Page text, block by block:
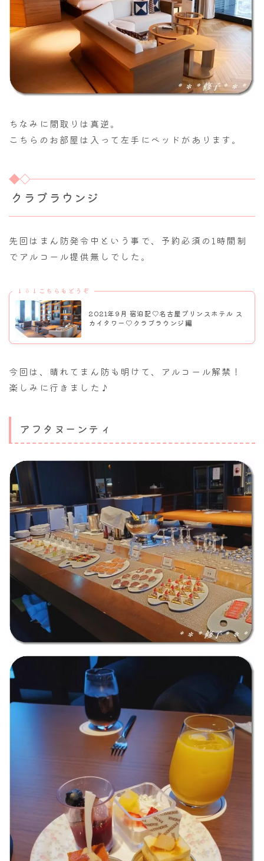
ちなみに間取りは真逆。
こちらのお部屋は入って左手にベッドがあります。
クラブラウンジ
先回はまん防発令中という事で、予約必須の1時間制
でアルコール提供無しでした。
↓⇩↓こちらもどうぞ
2021年9月 宿泊記♡名古屋プリンスホテル ス
カイタワー♡クラブラウンジ編
今回は、晴れてまん防も明けて、アルコール解禁！
楽しみに行きました♪
アフタヌーンティ